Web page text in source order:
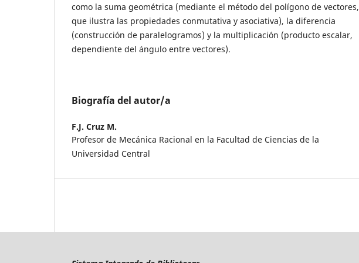
como la suma geométrica (mediante el método del polígono de vectores,
que ilustra las propiedades conmutativa y asociativa), la diferencia
(construcción de paralelogramos) y la multiplicación (producto escalar,
dependiente del ángulo entre vectores).
Biografía del autor/a
F.J. Cruz M.
Profesor de Mecánica Racional en la Facultad de Ciencias de la
Universidad Central